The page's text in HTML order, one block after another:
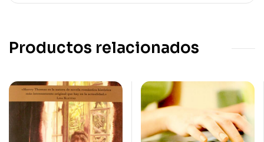
Productos relacionados